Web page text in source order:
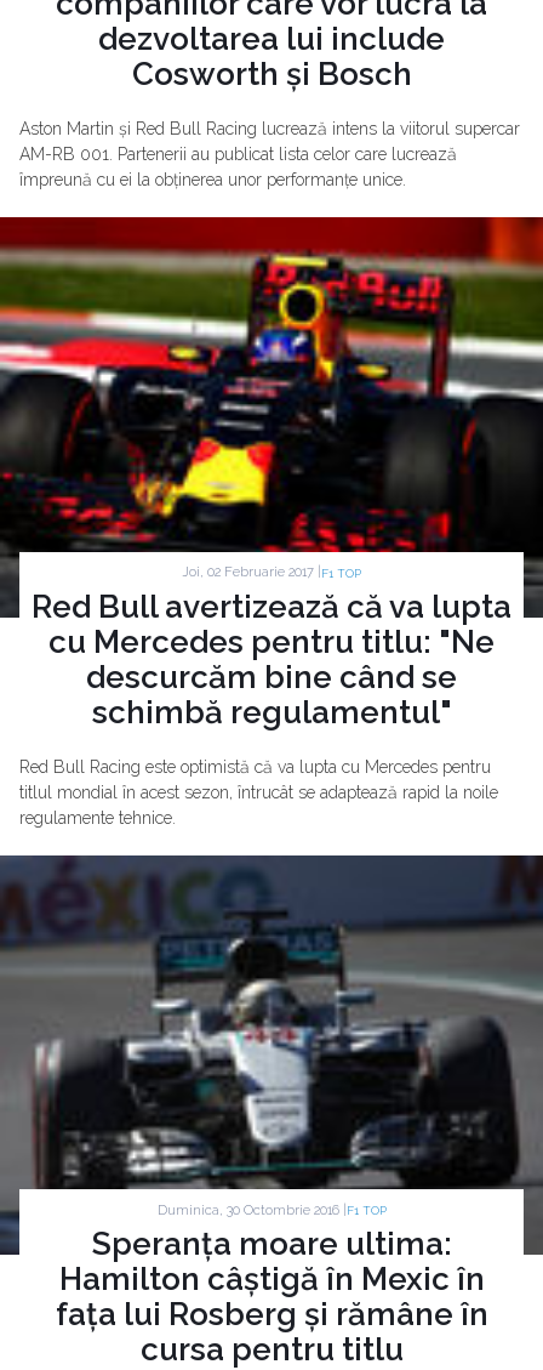
dezvoltarea lui include
Cosworth și Bosch
Aston Martin și Red Bull Racing lucrează intens la viitorul supercar
AM-RB 001. Partenerii au publicat lista celor care lucrează
împreună cu ei la obținerea unor performanțe unice.
Joi, 02 Februarie 2017 | F1 TOP
Red Bull avertizează că va lupta
cu Mercedes pentru titlu: "Ne
descurcăm bine când se
schimbă regulamentul"
Red Bull Racing este optimistă că va lupta cu Mercedes pentru
titlul mondial în acest sezon, întrucât se adaptează rapid la noile
regulamente tehnice.
Duminica, 30 Octombrie 2016 | F1 TOP
Speranța moare ultima:
Hamilton câștigă în Mexic în
fața lui Rosberg și rămâne în
cursa pentru titlu